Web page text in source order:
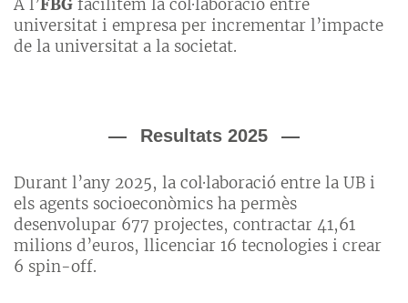
A l’FBG facilitem la col·laboració entre
universitat i empresa per incrementar l’impacte
de la universitat a la societat.
Resultats 2025
Durant l’any 2025, la col·laboració entre la UB i
els agents socioeconòmics ha permès
desenvolupar 677 projectes, contractar 41,61
milions d’euros, llicenciar 16 tecnologies i crear
6 spin-off.